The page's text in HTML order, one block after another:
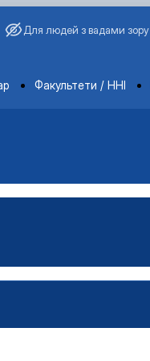
Для людей з вадами зору
Факультети / ННІ